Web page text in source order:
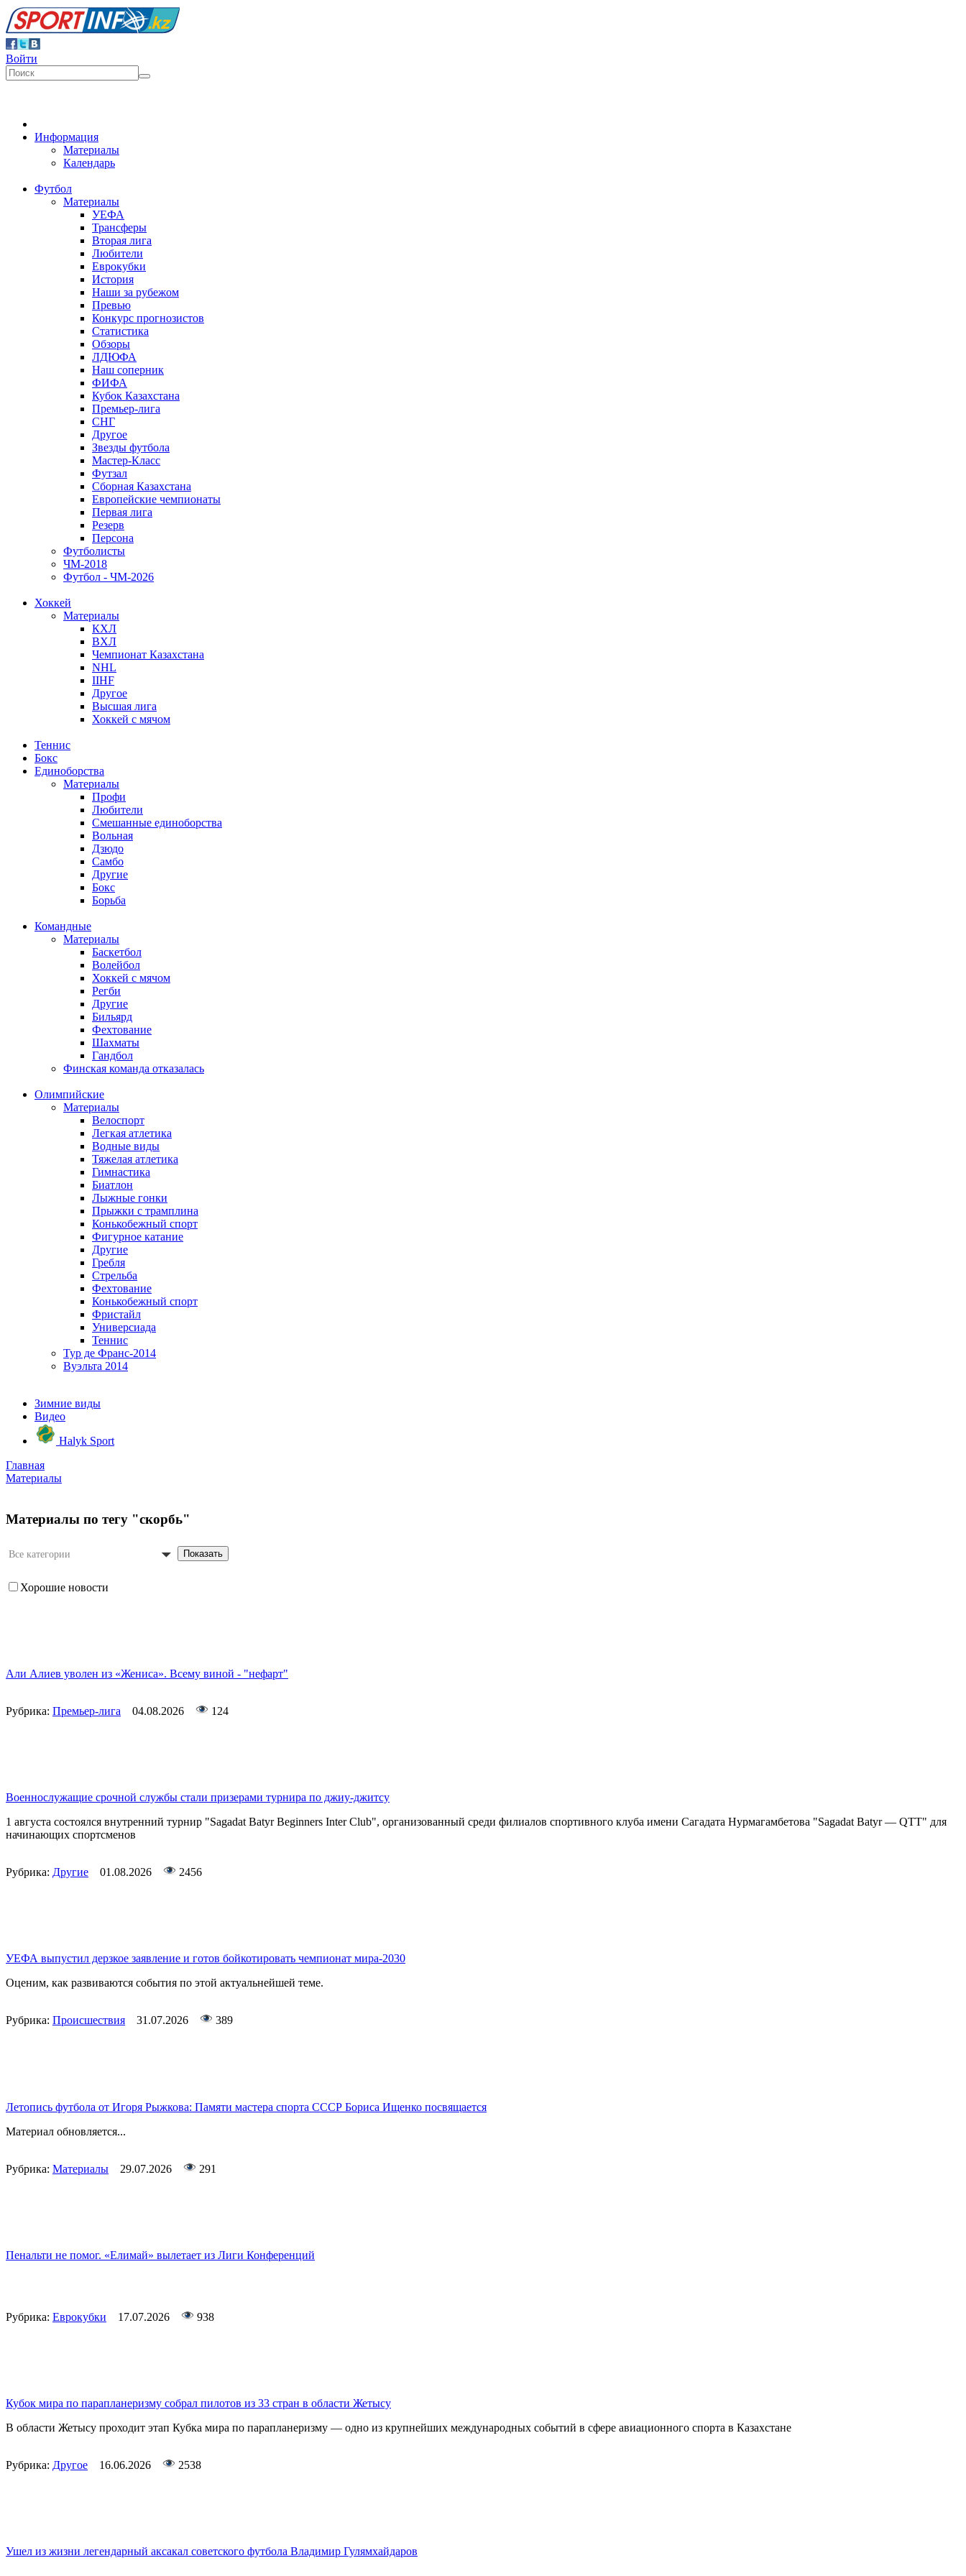
Войти
Информация
Материалы
Календарь
Футбол
Материалы
УЕФА
Трансферы
Вторая лига
Любители
Еврокубки
История
Наши за рубежом
Превью
Конкурс прогнозистов
Статистика
Обзоры
ЛДЮФА
Наш соперник
ФИФА
Кубок Казахстана
Премьер-лига
СНГ
Другое
Звезды футбола
Мастер-Класс
Футзал
Сборная Казахстана
Европейские чемпионаты
Первая лига
Резерв
Персона
Футболисты
ЧМ-2018
Футбол - ЧМ-2026
Хоккей
Материалы
КХЛ
ВХЛ
Чемпионат Казахстана
NHL
IIHF
Другое
Высшая лига
Хоккей с мячом
Теннис
Бокс
Единоборства
Материалы
Профи
Любители
Смешанные единоборства
Вольная
Дзюдо
Самбо
Другие
Бокс
Борьба
Командные
Материалы
Баскетбол
Волейбол
Хоккей с мячом
Регби
Другие
Бильярд
Фехтование
Шахматы
Гандбол
Финская команда отказалась
Олимпийские
Материалы
Велоспорт
Легкая атлетика
Водные виды
Тяжелая атлетика
Гимнастика
Биатлон
Лыжные гонки
Прыжки с трамплина
Конькобежный спорт
Фигурное катание
Другие
Гребля
Стрельба
Фехтование
Конькобежный спорт
Фристайл
Универсиада
Теннис
Тур де Франс-2014
Вуэльта 2014
Зимние виды
Видео
Halyk Sport
Главная
Материалы
Материалы по тегу "скорбь"
Все категории Показать
Хорошие новости
Али Алиев уволен из «Жениса». Всему виной - "нефарт"
Рубрика: Премьер-лига 04.08.2026 124
Военнослужащие срочной службы стали призерами турнира по джиу-джитсу
1 августа состоялся внутренний турнир "Sagadat Batyr Beginners Inter Club", организованный среди филиалов спортивного клуба имени Сагадата Нурмагамбетова "Sagadat Batyr — QTT" для
начинающих спортсменов
Рубрика: Другие 01.08.2026 2456
УЕФА выпустил дерзкое заявление и готов бойкотировать чемпионат мира-2030
Оценим, как развиваются события по этой актуальнейшей теме.
Рубрика: Происшествия 31.07.2026 389
Летопись футбола от Игоря Рыжкова: Памяти мастера спорта СССР Бориса Ищенко посвящается
Материал обновляется...
Рубрика: Материалы 29.07.2026 291
Пенальти не помог. «Елимай» вылетает из Лиги Конференций
Рубрика: Еврокубки 17.07.2026 938
Кубок мира по парапланеризму собрал пилотов из 33 стран в области Жетысу
В области Жетысу проходит этап Кубка мира по парапланеризму — одно из крупнейших международных событий в сфере авиационного спорта в Казахстане
Рубрика: Другое 16.06.2026 2538
Ушел из жизни легендарный аксакал советского футбола Владимир Гулямхайдаров